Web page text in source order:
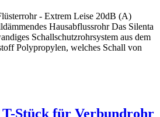
- Extrem Leise 20dB (A)
Hausabflussrohr Das Silenta
Schallschutzrohrsystem aus dem
Polypropylen, welches Schall von
T-Stück für Verbundrohr